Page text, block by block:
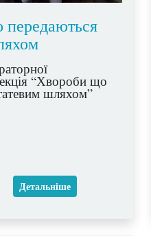
“Хвороби що
шляхом”
Детальніше